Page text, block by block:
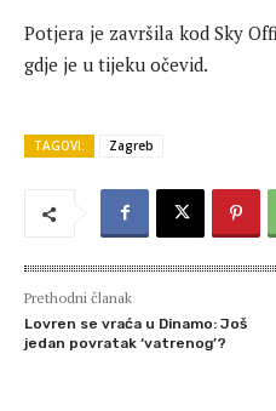
Potjera je završila kod Sky
gdje je u tijeku očevid.
TAGOVI: Zagreb
Prethodni članak
Lovren se vraća u Dinamo: Još
jedan povratak ‘vatrenog’?